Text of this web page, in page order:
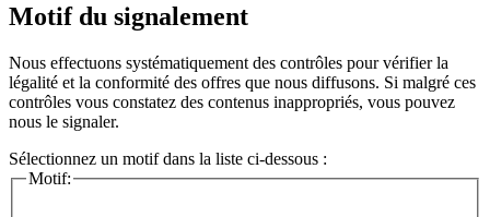
Motif du signalement
Nous effectuons systématiquement des contrôles pour vérifier la
légalité et la conformité des offres que nous diffusons. Si malgré ces
contrôles vous constatez des contenus inappropriés, vous pouvez
nous le signaler.
Sélectionnez un motif dans la liste ci-dessous :
Motif: